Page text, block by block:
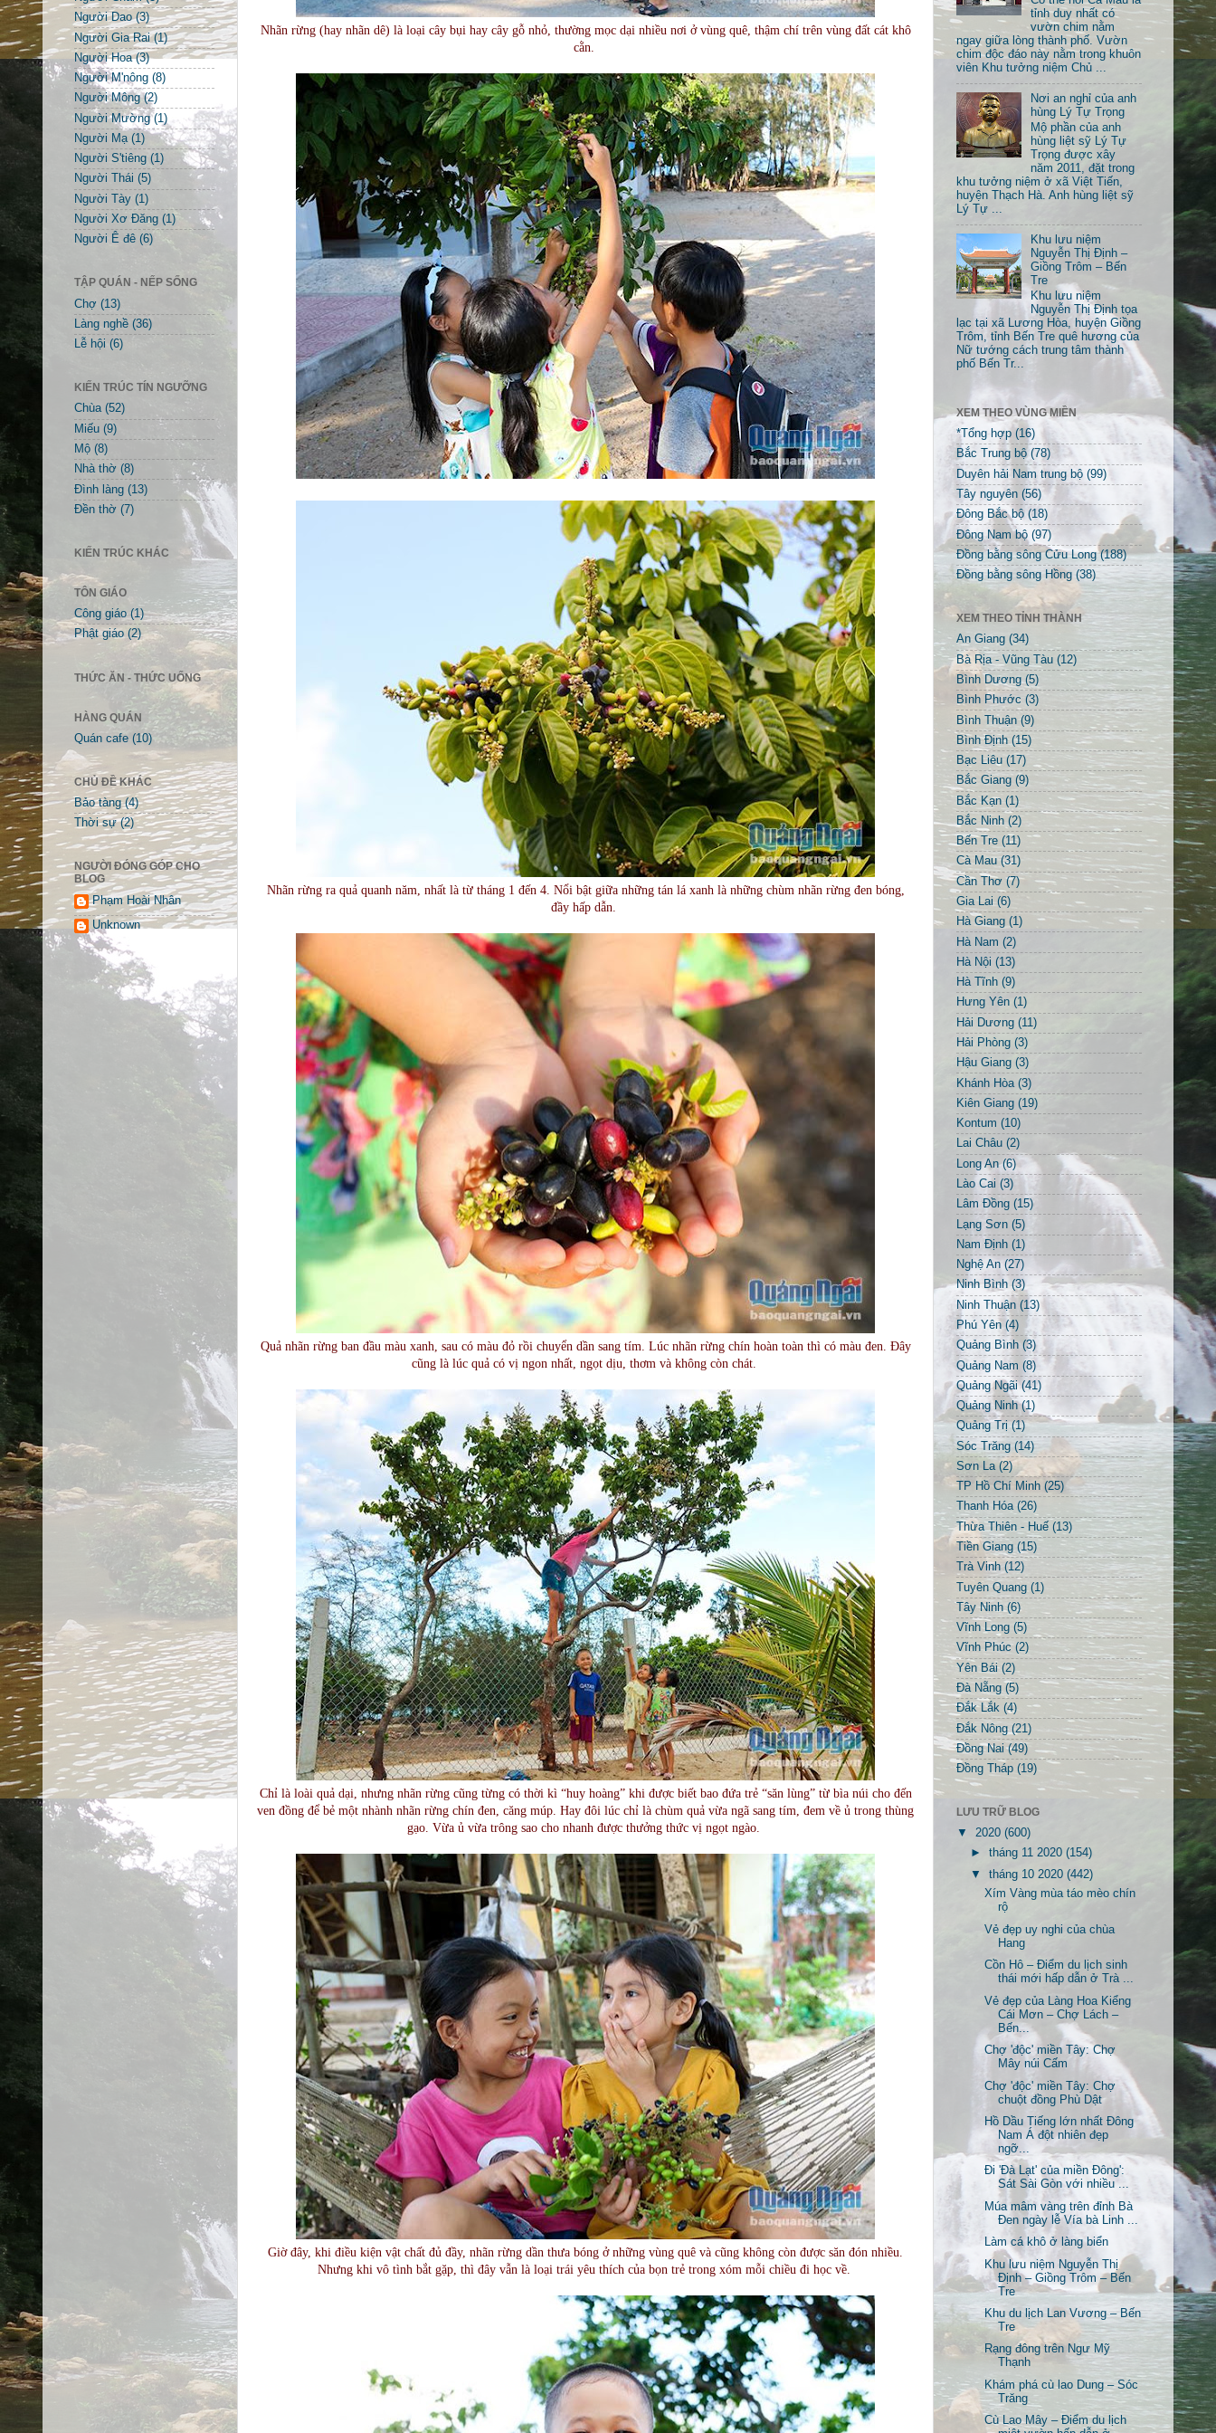
Nhãn rừng (hay nhãn dê) là loại cây bụi hay cây gỗ nhỏ, thường mọc dại nhiều nơi ở vùng quê, thậm chí trên vùng đất cát khô
cằn.
Nhãn rừng ra quả quanh năm, nhất là từ tháng 1 đến 4. Nổi bật giữa những tán lá xanh là những chùm nhãn rừng đen bóng,
đầy hấp dẫn.
Quả nhãn rừng ban đầu màu xanh, sau có màu đỏ rồi chuyển dần sang tím. Lúc nhãn rừng chín hoàn toàn thì có màu đen. Đây
cũng là lúc quả có vị ngon nhất, ngọt dịu, thơm và không còn chát.
Chỉ là loài quả dại, nhưng nhãn rừng cũng từng có thời kì “huy hoàng” khi được biết bao đứa trẻ “săn lùng” từ bìa núi cho đến
ven đồng để bẻ một nhành nhãn rừng chín đen, căng múp. Hay đôi lúc chỉ là chùm quả vừa ngã sang tím, đem về ủ trong thùng
gạo. Vừa ủ vừa trông sao cho nhanh được thưởng thức vị ngọt ngào.
Giờ đây, khi điều kiện vật chất đủ đầy, nhãn rừng dần thưa bóng ở những vùng quê và cũng không còn được săn đón nhiều.
Nhưng khi vô tình bắt gặp, thì đây vẫn là loại trái yêu thích của bọn trẻ trong xóm mỗi chiều đi học về.
Người Dao (3)
Người Gia Rai (1)
Người Hoa (3)
Người M'nông (8)
Người Mông (2)
Người Mường (1)
Người Mạ (1)
Người S'tiêng (1)
Người Thái (5)
Người Tày (1)
Người Xơ Đăng (1)
Người Ê đê (6)
TẬP QUÁN - NẾP SỐNG
Chợ (13)
Làng nghề (36)
Lễ hội (6)
KIẾN TRÚC TÍN NGƯỠNG
Chùa (52)
Miếu (9)
Mộ (8)
Nhà thờ (8)
Đình làng (13)
Đền thờ (7)
KIẾN TRÚC KHÁC
TÔN GIÁO
Công giáo (1)
Phật giáo (2)
THỨC ĂN - THỨC UỐNG
HÀNG QUÁN
Quán cafe (10)
CHỦ ĐỀ KHÁC
Bảo tàng (4)
Thời sự (2)
NGƯỜI ĐÓNG GÓP CHO
BLOG
Phạm Hoài Nhân
Unknown
tỉnh duy nhất có
vườn chim nằm
ngay giữa lòng thành phố. Vườn
chim độc đáo này nằm trong khuôn
viên Khu tưởng niệm Chủ ...
Nơi an nghỉ của anh
hùng Lý Tự Trọng
Mộ phần của anh
hùng liệt sỹ Lý Tự
Trọng được xây
năm 2011, đặt trong
khu tưởng niệm ở xã Việt Tiến,
huyện Thạch Hà. Anh hùng liệt sỹ
Lý Tự ...
Khu lưu niệm
Nguyễn Thị Định –
Giồng Trôm – Bến
Tre
Khu lưu niệm
Nguyễn Thị Định tọa
lạc tại xã Lương Hòa, huyện Giồng
Trôm, tỉnh Bến Tre quê hương của
Nữ tướng cách trung tâm thành
phố Bến Tr...
XEM THEO VÙNG MIỀN
*Tổng hợp (16)
Bắc Trung bộ (78)
Duyên hải Nam trung bộ (99)
Tây nguyên (56)
Đông Bắc bộ (18)
Đông Nam bộ (97)
Đồng bằng sông Cửu Long (188)
Đồng bằng sông Hồng (38)
XEM THEO TỈNH THÀNH
An Giang (34)
Bà Rịa - Vũng Tàu (12)
Bình Dương (5)
Bình Phước (3)
Bình Thuận (9)
Bình Định (15)
Bạc Liêu (17)
Bắc Giang (9)
Bắc Kạn (1)
Bắc Ninh (2)
Bến Tre (11)
Cà Mau (31)
Cần Thơ (7)
Gia Lai (6)
Hà Giang (1)
Hà Nam (2)
Hà Nội (13)
Hà Tĩnh (9)
Hưng Yên (1)
Hải Dương (11)
Hải Phòng (3)
Hậu Giang (3)
Khánh Hòa (3)
Kiên Giang (19)
Kontum (10)
Lai Châu (2)
Long An (6)
Lào Cai (3)
Lâm Đồng (15)
Lạng Sơn (5)
Nam Định (1)
Nghệ An (27)
Ninh Bình (3)
Ninh Thuận (13)
Phú Yên (4)
Quảng Bình (3)
Quảng Nam (8)
Quảng Ngãi (41)
Quảng Ninh (1)
Quảng Trị (1)
Sóc Trăng (14)
Sơn La (2)
TP Hồ Chí Minh (25)
Thanh Hóa (26)
Thừa Thiên - Huế (13)
Tiền Giang (15)
Trà Vinh (12)
Tuyên Quang (1)
Tây Ninh (6)
Vĩnh Long (5)
Vĩnh Phúc (2)
Yên Bái (2)
Đà Nẵng (5)
Đắk Lắk (4)
Đắk Nông (21)
Đồng Nai (49)
Đồng Tháp (19)
LƯU TRỮ BLOG
▼ 2020 (600)
►tháng 11 2020(154)
▼tháng 10 2020(442)
Xím Vàng mùa táo mèo chín
rộ
Vẻ đẹp uy nghi của chùa
Hang
Cồn Hô – Điểm du lịch sinh
thái mới hấp dẫn ở Trà ...
Vẻ đẹp của Làng Hoa Kiểng
Cái Mơn – Chợ Lách –
Bến...
Chợ 'độc' miền Tây: Chợ
Mây núi Cấm
Chợ 'độc' miền Tây: Chợ
chuột đồng Phù Dật
Hồ Dầu Tiếng lớn nhất Đông
Nam Á đột nhiên đẹp
ngỡ...
Đi 'Đà Lạt' của miền Đông':
Sát Sài Gòn với nhiều ...
Múa mâm vàng trên đỉnh Bà
Đen ngày lễ Vía bà Linh ...
Làm cá khô ở làng biển
Khu lưu niệm Nguyễn Thị
Định – Giồng Trôm – Bến
Tre
Khu du lịch Lan Vương – Bến
Tre
Rạng đông trên Ngư Mỹ
Thạnh
Khám phá cù lao Dung – Sóc
Trăng
Cù Lao Mây – Điểm du lịch